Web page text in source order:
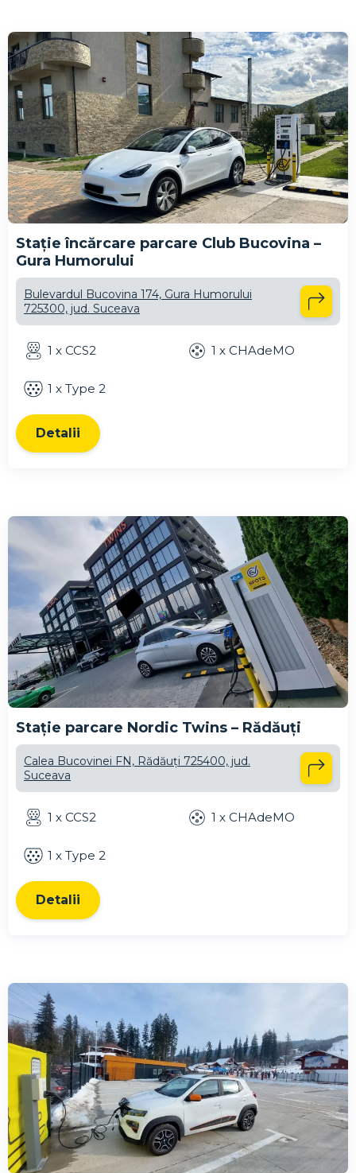
Stație încărcare parcare Club Bucovina –
Gura Humorului
Bulevardul Bucovina 174, Gura Humorului
725300, jud. Suceava
1 x CCS2 1 x CHAdeMO
1 x Type 2
Detalii
Stație parcare Nordic Twins – Rădăuți
Calea Bucovinei FN, Rădăuți 725400, jud.
Suceava
1 x CCS2 1 x CHAdeMO
1 x Type 2
Detalii